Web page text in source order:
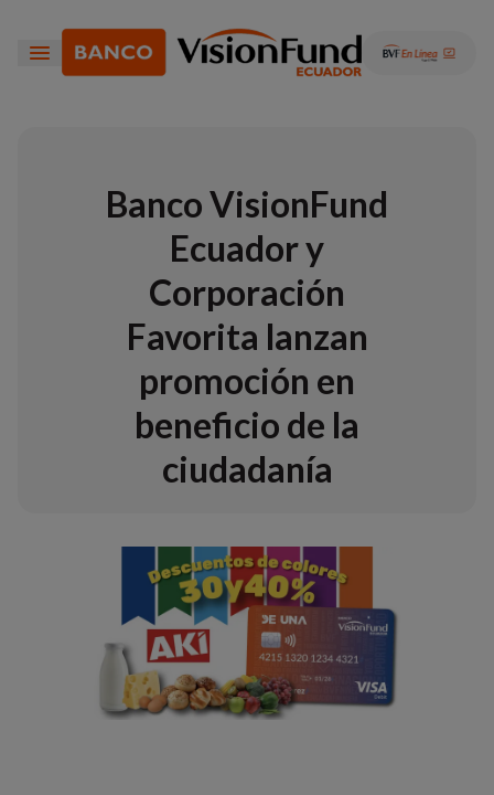
Banco VisionFund
Ecuador y
Corporación
Favorita lanzan
promoción en
beneficio de la
ciudadanía